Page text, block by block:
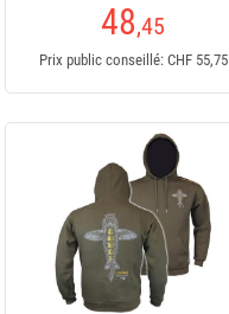
48,45
Prix public conseillé: CHF 55,75